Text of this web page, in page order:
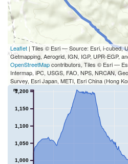
Leaflet | Tiles © Esri — Source: Esri, i-cubed,
Getmapping, Aerogrid, IGN, IGP, UPR-EGP,
OpenStreetMapcontributors, Tiles © Esri —
Intermap, iPC, USGS, FAO, NPS, NRCAN,
Survey, Esri Japan, METI, Esri China (Hong
1,000
1,050
1,100
1,150
1,200
m